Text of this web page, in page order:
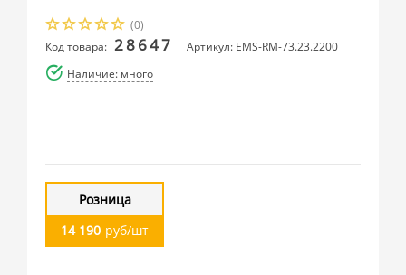
(0)
Код товара: 28647
Артикул: EMS-RM-73.23.2200
Наличие: много
Розница
14 190 руб/шт